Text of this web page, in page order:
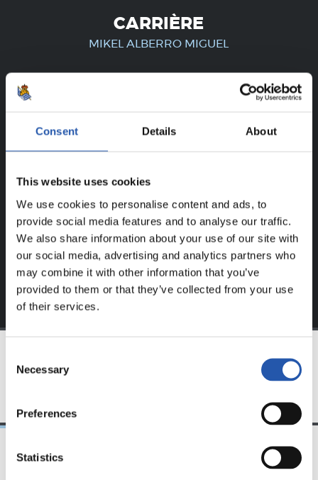
Consent Details About
This website uses cookies
We use cookies to personalise content and ads, to
provide social media features and to analyse our traffic.
We also share information about your use of our site with
our social media, advertising and analytics partners who
may combine it with other information that you’ve
provided to them or that they’ve collected from your use
of their services.
Selection
Necessary
Preferences
Statistics
CARRIÈRE
MIKEL ALBERRO MIGUEL
UTILISATEURS ENREGISTRÉS !
notre site web.
S'inscrire en cliquant sur l'
contenu exclusif pour vous.